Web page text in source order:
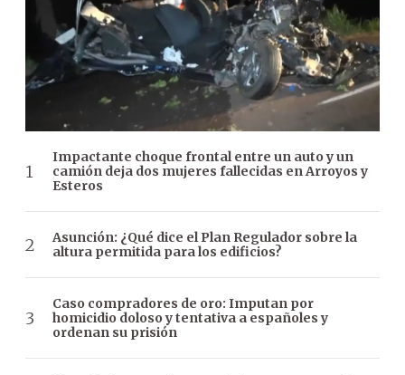
Impactante choque frontal entre un auto y un
camión deja dos mujeres fallecidas en Arroyos y
Esteros
Asunción: ¿Qué dice el Plan Regulador sobre la
altura permitida para los edificios?
Caso compradores de oro: Imputan por
homicidio doloso y tentativa a españoles y
ordenan su prisión